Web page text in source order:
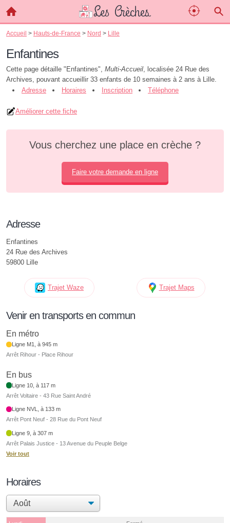
Accueil > Hauts-de-France > Nord > Lille
Enfantines
Cette page détaille "Enfantines", Multi-Accueil, localisée 24 Rue des
Archives, pouvant accueillir 33 enfants de 10 semaines à 2 ans à Lille.
Adresse
Horaires Inscription Téléphone
Améliorer cette fiche
Vous cherchez une place en crèche ?
Faire votre demande en ligne
Adresse
Enfantines
24 Rue des Archives
59800 Lille
Trajet Waze Trajet Maps
Venir en transports en commun
En métro
Ligne M1, à 945 m
Arrêt Rihour - Place Rihour
En bus
Ligne 10, à 117 m
Arrêt Voltaire - 43 Rue Saint André
Ligne NVL, à 133 m
Arrêt Pont Neuf - 28 Rue du Pont Neuf
Ligne 9, à 307 m
Arrêt Palais Justice - 13 Avenue du Peuple Belge
Voir tout
Horaires